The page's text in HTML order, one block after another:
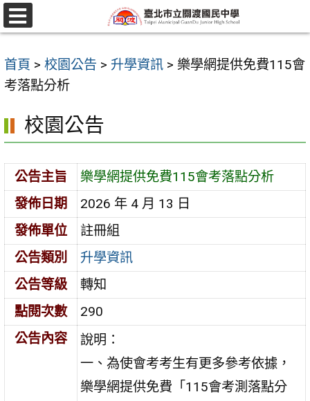
跳
至
要
內
區
選
單
首頁 > 校園公告 > 升學資訊 > 樂學網提供免費115會
考落點分析
校園公告
公告主旨
樂學網提供免費115會考落點分析
發佈日期
2026 年 4 月 13 日
發佈單位
註冊組
公告類別
升學資訊
公告等級
轉知
點閱次數
290
公告內容
說明：
一、為使會考考生有更多參考依據，
樂學網提供免費「115會考測落點分